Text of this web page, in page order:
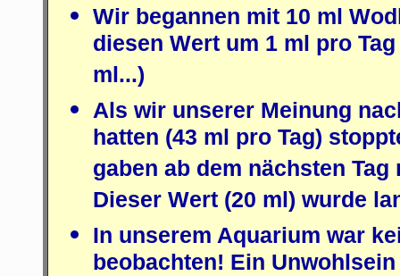
Wir begannen mit 10 ml
diesen Wert um 1 ml pro
ml...)
Als wir unserer Meinung
hatten (43 ml pro Tag)
gaben ab dem nächsten
Dieser Wert (20 ml) wurde
In unserem Aquarium war
beobachten! Ein